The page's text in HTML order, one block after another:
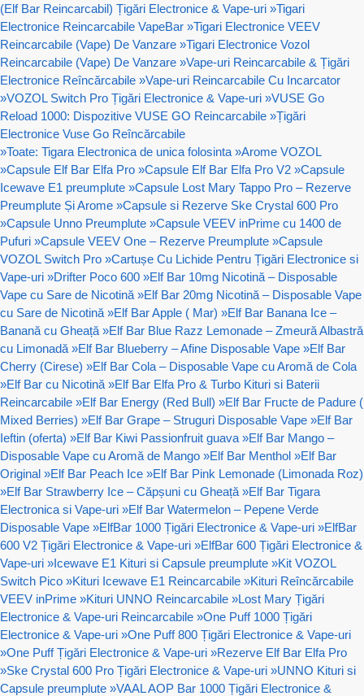
(Elf Bar Reincarcabil) Țigări Electronice & Vape-uri »Tigari
Electronice Reincarcabile VapeBar »Tigari Electronice VEEV
Reincarcabile (Vape) De Vanzare »Tigari Electronice Vozol
Reincarcabile (Vape) De Vanzare »Vape-uri Reincarcabile & Țigări
Electronice Reîncărcabile »Vape-uri Reincarcabile Cu Incarcator
»VOZOL Switch Pro Țigări Electronice & Vape-uri »VUSE Go
Reload 1000: Dispozitive VUSE GO Reincarcabile »Țigări
Electronice Vuse Go Reîncărcabile
»Toate: Tigara Electronica de unica folosinta »Arome VOZOL
»Capsule Elf Bar Elfa Pro »Capsule Elf Bar Elfa Pro V2 »Capsule
Icewave E1 preumplute »Capsule Lost Mary Tappo Pro – Rezerve
Preumplute Și Arome »Capsule si Rezerve Ske Crystal 600 Pro
»Capsule Unno Preumplute »Capsule VEEV inPrime cu 1400 de
Pufuri »Capsule VEEV One – Rezerve Preumplute »Capsule
VOZOL Switch Pro »Cartușe Cu Lichide Pentru Țigări Electronice si
Vape-uri »Drifter Poco 600 »Elf Bar 10mg Nicotină – Disposable
Vape cu Sare de Nicotină »Elf Bar 20mg Nicotină – Disposable Vape
cu Sare de Nicotină »Elf Bar Apple ( Mar) »Elf Bar Banana Ice –
Banană cu Gheață »Elf Bar Blue Razz Lemonade – Zmeură Albastră
cu Limonadă »Elf Bar Blueberry – Afine Disposable Vape »Elf Bar
Cherry (Cirese) »Elf Bar Cola – Disposable Vape cu Aromă de Cola
»Elf Bar cu Nicotină »Elf Bar Elfa Pro & Turbo Kituri si Baterii
Reincarcabile »Elf Bar Energy (Red Bull) »Elf Bar Fructe de Padure (
Mixed Berries) »Elf Bar Grape – Struguri Disposable Vape »Elf Bar
Ieftin (oferta) »Elf Bar Kiwi Passionfruit guava »Elf Bar Mango –
Disposable Vape cu Aromă de Mango »Elf Bar Menthol »Elf Bar
Original »Elf Bar Peach Ice »Elf Bar Pink Lemonade (Limonada Roz)
»Elf Bar Strawberry Ice – Căpșuni cu Gheață »Elf Bar Tigara
Electronica si Vape-uri »Elf Bar Watermelon – Pepene Verde
Disposable Vape »ElfBar 1000 Țigări Electronice & Vape-uri »ElfBar
600 V2 Țigări Electronice & Vape-uri »ElfBar 600 Țigări Electronice &
Vape-uri »Icewave E1 Kituri si Capsule preumplute »Kit VOZOL
Switch Pico »Kituri Icewave E1 Reincarcabile »Kituri Reîncărcabile
VEEV inPrime »Kituri UNNO Reincarcabile »Lost Mary Țigări
Electronice & Vape-uri Reincarcabile »One Puff 1000 Țigări
Electronice & Vape-uri »One Puff 800 Țigări Electronice & Vape-uri
»One Puff Țigări Electronice & Vape-uri »Rezerve Elf Bar Elfa Pro
»Ske Crystal 600 Pro Țigări Electronice & Vape-uri »UNNO Kituri si
Capsule preumplute »VAAL AOP Bar 1000 Țigări Electronice &